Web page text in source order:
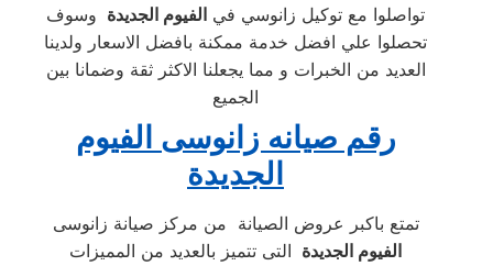
تواصلوا مع توكيل زانوسي في الفيوم الجديدة وسوف
تحصلوا علي افضل خدمة ممكنة بافضل الاسعار ولدينا
العديد من الخبرات و مما يجعلنا الاكثر ثقة وضمانا بين
الجميع
رقم صيانه زانوسى الفيوم
الجديدة
تمتع باكبر عروض الصيانة من مركز صيانة زانوسى
الفيوم الجديدة التى تتميز بالعديد من المميزات